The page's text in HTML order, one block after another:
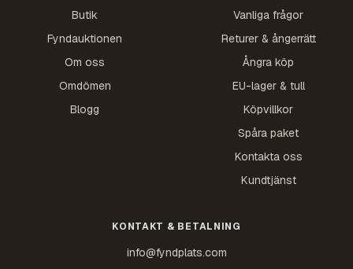
Butik
Fyndauktionen
Om oss
Omdömen
Blogg
Vanliga frågor
Returer & ångerrätt
Ångra köp
EU-lager & tull
Köpvillkor
Spåra paket
Kontakta oss
Kundtjänst
KONTAKT & BETALNING
info@fyndplats.com